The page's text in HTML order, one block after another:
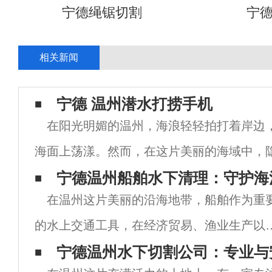
宁德绳锯切割 宁
相关新闻
宁德 温州潜水打捞手机
在阳光明媚的温州，海浪轻轻拍打着岸边
海面上荡漾。然而，在这片美丽的海域中，
不到的故事。近年来，随着智能手机的普及
的手机引发了越来越多人的关注，这不仅影
宁德温州船舶水下清理：守护
在温州这片美丽的沿海地带，船舶作为重
的水上交通工具，在经济贸易、渔业生产以
旅游观光等方面发挥着不可替代的作用。然
宁德​温州水下切割公司：专业